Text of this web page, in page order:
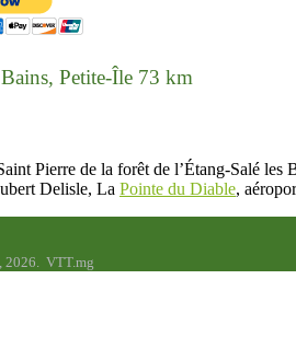
Petite-Île 73 km
Pierre de la forêt de l’Étang-Salé les
Delisle, La Pointe du Diable,
2026. VTT.mg